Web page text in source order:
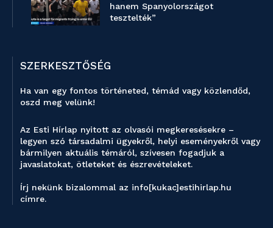
hanem Spanyolországot
tesztelték”
SZERKESZTŐSÉG
Ha van egy fontos történeted, témád vagy közlendőd,
oszd meg velünk!
Az Esti Hírlap nyitott az olvasói megkeresésekre –
legyen szó társadalmi ügyekről, helyi eseményekről vagy
bármilyen aktuális témáról, szívesen fogadjuk a
javaslatokat, ötleteket és észrevételeket.
Írj nekünk bizalommal az info[kukac]estihirlap.hu
címre.